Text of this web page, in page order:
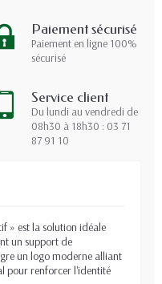
Paiement sécurisé
Paiement en ligne 100%
sécurisé
Service client
Du lundi au vendredi de
08h30 à 18h30 : 03 71
87 91 10
» est la solution idéale
un support de
un logo moderne alliant
pour renforcer l'identité